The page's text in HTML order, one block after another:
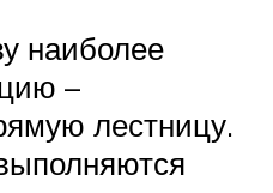
наиболее
–
лестницу.